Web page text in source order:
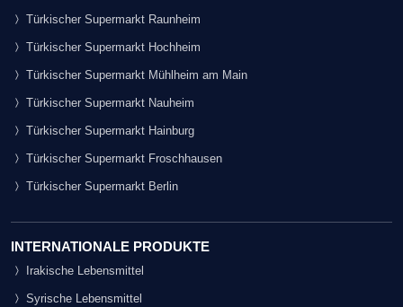
Türkischer Supermarkt Raunheim
Türkischer Supermarkt Hochheim
Türkischer Supermarkt Mühlheim am Main
Türkischer Supermarkt Nauheim
Türkischer Supermarkt Hainburg
Türkischer Supermarkt Froschhausen
Türkischer Supermarkt Berlin
INTERNATIONALE PRODUKTE
Irakische Lebensmittel
Syrische Lebensmittel